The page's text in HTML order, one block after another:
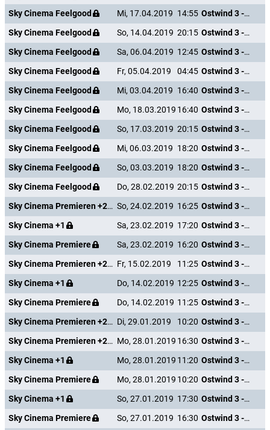
Sky Cinema Feelgood
Mi, 17.04.2019 14:55
Ostwind 3 - Aufbruch nach Ora
Sky Cinema Feelgood
So, 14.04.2019 20:15
Ostwind 3 - Aufbruch nach Ora
Sky Cinema Feelgood
Sa, 06.04.2019 12:45
Ostwind 3 - Aufbruch nach Ora
Sky Cinema Feelgood
Fr, 05.04.2019 04:45
Ostwind 3 - Aufbruch nach Ora
Sky Cinema Feelgood
Mi, 03.04.2019 16:40
Ostwind 3 - Aufbruch nach Ora
Sky Cinema Feelgood
Mo, 18.03.2019 16:40
Ostwind 3 - Aufbruch nach Ora
Sky Cinema Feelgood
So, 17.03.2019 20:15
Ostwind 3 - Aufbruch nach Ora
Sky Cinema Feelgood
Mi, 06.03.2019 18:20
Ostwind 3 - Aufbruch nach Ora
Sky Cinema Feelgood
So, 03.03.2019 18:20
Ostwind 3 - Aufbruch nach Ora
Sky Cinema Feelgood
Do, 28.02.2019 20:15
Ostwind 3 - Aufbruch nach Ora
Sky Cinema Premieren +24 So, 24.02.2019 16:25
Ostwind 3 - Aufbruch nach Ora
Sky Cinema +1
Sa, 23.02.2019 17:20
Ostwind 3 - Aufbruch nach Ora
Sky Cinema Premiere
Sa, 23.02.2019 16:20
Ostwind 3 - Aufbruch nach Ora
Sky Cinema Premieren +24 Fr, 15.02.2019 11:25
Ostwind 3 - Aufbruch nach Ora
Sky Cinema +1
Do, 14.02.2019 12:25
Ostwind 3 - Aufbruch nach Ora
Sky Cinema Premiere
Do, 14.02.2019 11:25
Ostwind 3 - Aufbruch nach Ora
Sky Cinema Premieren +24 Di, 29.01.2019 10:20
Ostwind 3 - Aufbruch nach Ora
Sky Cinema Premieren +24 Mo, 28.01.2019 16:30
Ostwind 3 - Aufbruch nach Ora
Sky Cinema +1
Mo, 28.01.2019 11:20
Ostwind 3 - Aufbruch nach Ora
Sky Cinema Premiere
Mo, 28.01.2019 10:20
Ostwind 3 - Aufbruch nach Ora
Sky Cinema +1
So, 27.01.2019 17:30
Ostwind 3 - Aufbruch nach Ora
Sky Cinema Premiere
So, 27.01.2019 16:30
Ostwind 3 - Aufbruch nach Ora